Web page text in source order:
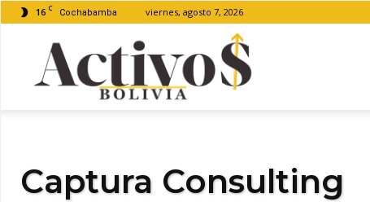
16 C Cochabamba viernes, agosto 7, 2026
Captura Consulting